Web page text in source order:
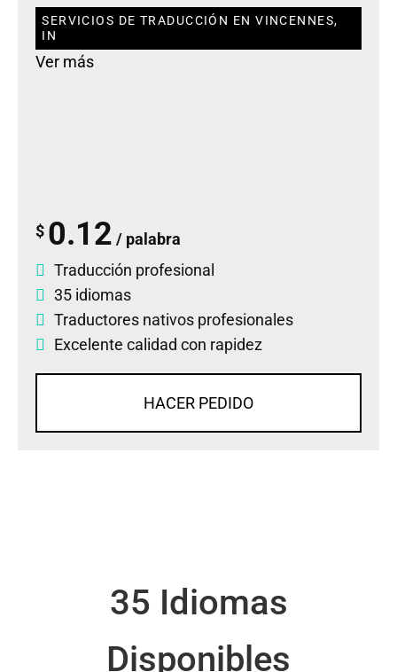
SERVICIOS DE TRADUCCIÓN EN VINCENNES,
IN
Ver más
$ 0.12 / palabra
Traducción profesional
35 idiomas
Traductores nativos profesionales
Excelente calidad con rapidez
HACER PEDIDO
35 Idiomas
Disponibles